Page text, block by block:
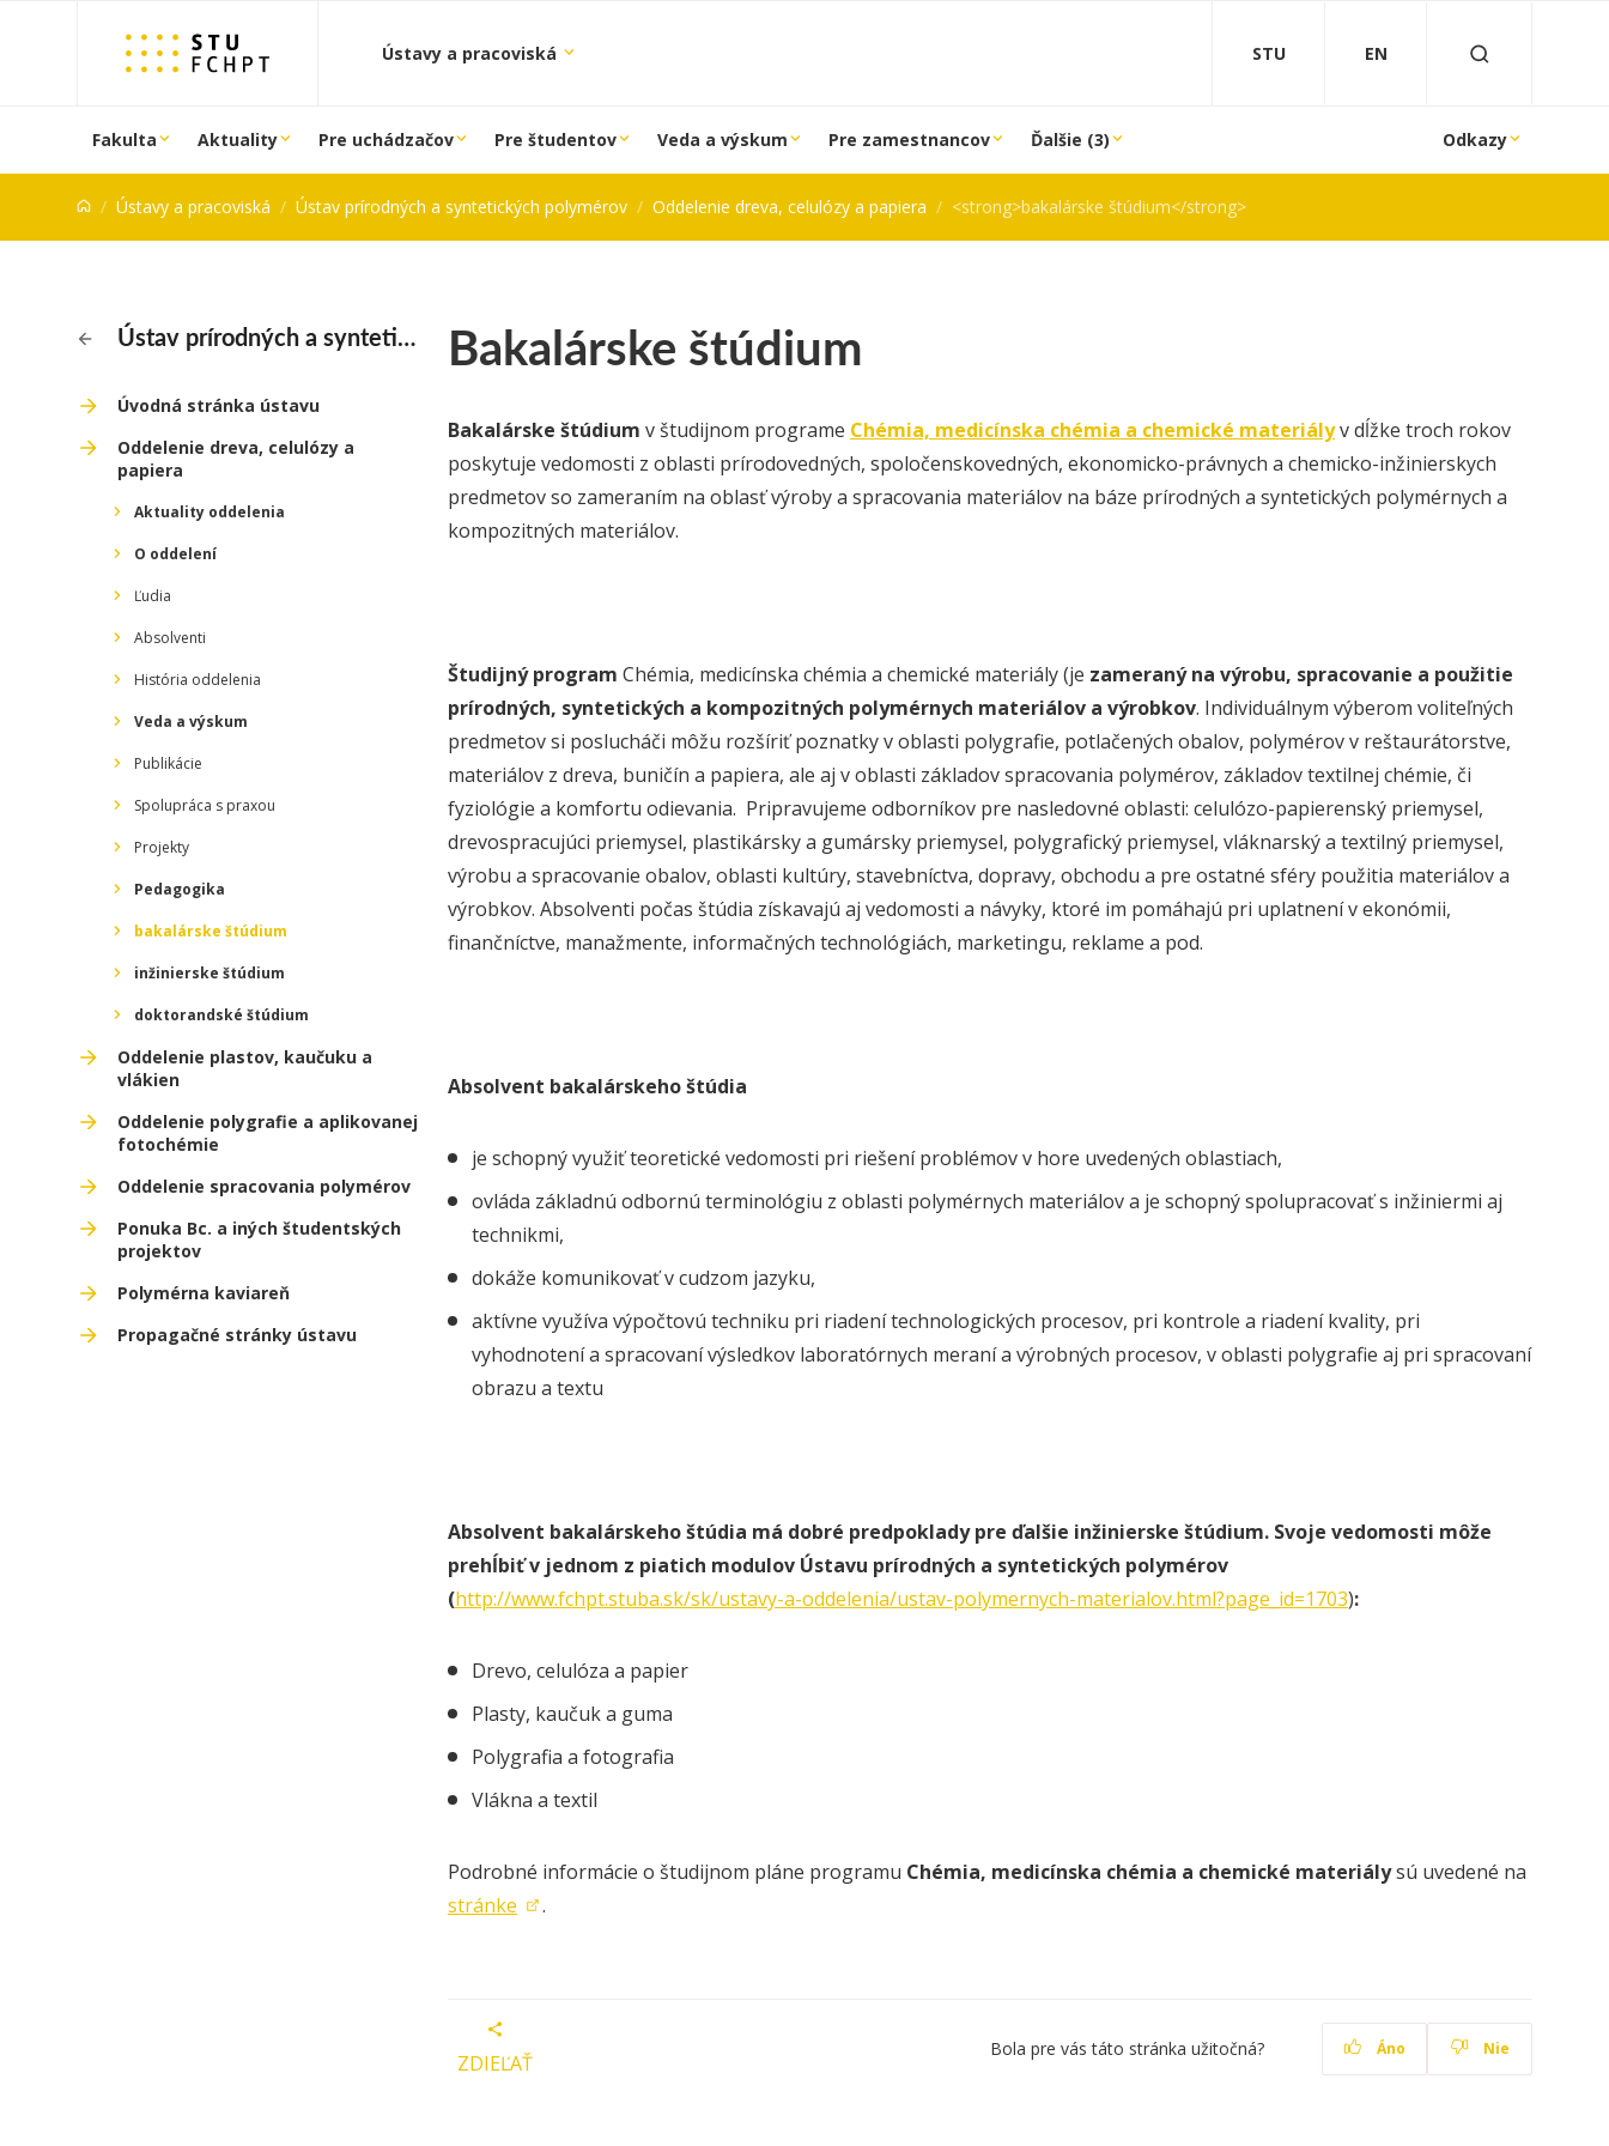
Ústavy a pracoviská STU EN
Fakulta Aktuality Pre uchádzačov Pre študentov Veda a výskum Pre zamestnancov Ďalšie (3) Odkazy
Ústavy a pracoviská Ústav prírodných a syntetických polymérov Oddelenie dreva, celulózy a papiera <strong>bakalárske štúdium</strong>
Ústav prírodných a syntetických polymérov
Úvodná stránka ústavu
Oddelenie dreva, celulózy a
papiera
Aktuality oddelenia
O oddelení
Ľudia
Absolventi
História oddelenia
Veda a výskum
Publikácie
Spolupráca s praxou
Projekty
Pedagogika
bakalárske štúdium
inžinierske štúdium
doktorandské štúdium
Oddelenie plastov, kaučuku a
vlákien
Oddelenie polygrafie a aplikovanej
fotochémie
Oddelenie spracovania polymérov
Ponuka Bc. a iných študentských
projektov
Polymérna kaviareň
Propagačné stránky ústavu
Bakalárske štúdium
Bakalárske štúdium v študijnom programe Chémia, medicínska chémia a chemické materiályv dĺžke troch rokov
poskytuje vedomosti z oblasti prí­ro­dovedných, spoločenskovedných, ekonomicko-právnych a chemicko-­inži­nier­skych
predmetov so zameraním na oblasť výroby a spracovania materiálov na báze prírodných a syntetických polymérnych a
kompozitných materiálov.
Študijný program Chémia, medicínska chémia a chemické materiály (je zameraný na výrobu, spracovanie a použitie
prírodných, synte­tic­kých a kompozitných polymérnych materiálov a výrobkov. Individuálnym výberom voliteľných
predmetov si poslucháči môžu rozšíriť poznatky v oblasti polygrafie, potlačených obalov, polymérov v reštaurá­torstve,
materiálov z dreva, buničín a papiera, ale aj v oblasti základov spracovania polymérov, základov textilnej chémie, či
fyziológie a komfortu odievania. Pripravujeme odborníkov pre nasledovné oblasti: celulózo-papierenský priemysel,
drevospracujúci priemysel, plastikársky a gumársky priemysel, polygrafický priemysel, vláknarský a textilný priemysel,
výrobu a spracovanie obalov, oblasti kultúry, stavebníctva, dopravy, obchodu a pre ostatné sféry použitia materiálov a
výrobkov. Absolventi počas štúdia získavajú aj vedomosti a ná­vyky, ktoré im pomáhajú pri uplatnení v ekonómii,
finančníctve, manaž­mente, informačných technológiách, marketingu, reklame a pod.
Absolvent bakalárskeho štúdia
je schopný využiť teoretické vedomosti pri riešení problémov v hore uvedených oblastiach,
ovláda základnú odbornú terminológiu z oblasti polymérnych materiálov a je schopný spolupracovať s inžiniermi aj
technikmi,
dokáže komunikovať v cudzom jazyku,
aktívne využíva výpočtovú techniku pri riadení technologických procesov, pri kontrole a riadení kvality, pri
vyhodnotení a spracovaní výsledkov laboratórnych meraní a výrobných procesov, v oblasti polygrafie aj pri spracovaní
obrazu a textu
Absolvent bakalárskeho štúdia má dobré predpoklady pre ďalšie inžinierske štúdium. Svoje vedomosti môže
prehĺbiť v jednom z piatich modulov Ústavu prírodných a syntetických polymérov
(http://www.fchpt.stuba.sk/sk/ustavy-a-oddelenia/ustav-polymernych-materialov.html?page_id=1703):
Drevo, celulóza a papier
Plasty, kaučuk a guma
Polygrafia a fotografia
Vlákna a textil
Podrobné informácie o študijnom pláne programu Chémia, medicínska chémia a chemické materiálysú uvedené na
stránke
.
ZDIEĽAŤ
Bola pre vás táto stránka užitočná? Áno Nie